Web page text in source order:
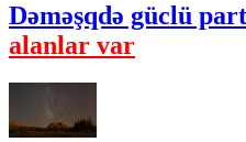
Dəməşqdə güclü
alanlar var